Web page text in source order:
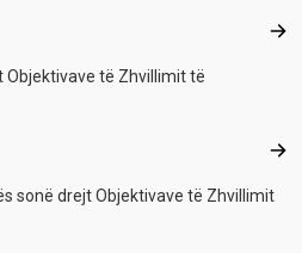
Objektivave të Zhvillimit të
sonë drejt Objektivave të Zhvillimit